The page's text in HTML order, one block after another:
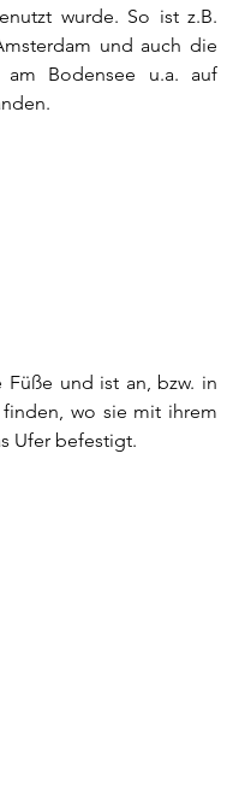
wurde. So ist z.B.
und auch die
am Bodensee u.a. auf
Füße und ist an, bzw. in
finden, wo sie mit ihrem
Ufer befestigt.